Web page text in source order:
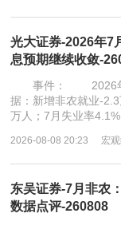
光大证券-2026年7
息预期继续收敛-
事件： 2026年8
据：新增非农就业-
万人；7月失业率
2026-08-08 20:23 宏
东吴证券-7月非农
数据点评-260808